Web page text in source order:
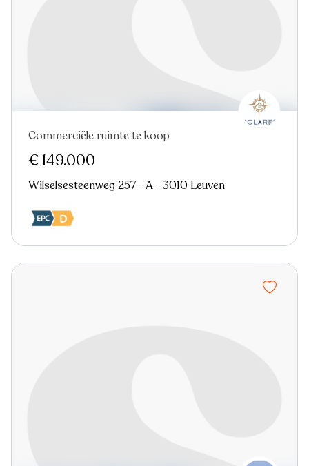
Commerciële ruimte te koop
€ 149.000
Wilselsesteenweg 257 - A - 3010 Leuven